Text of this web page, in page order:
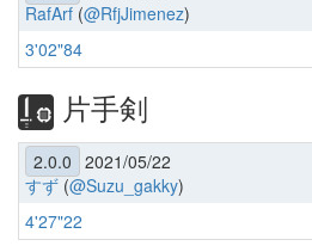
RafArf (@RfjJimenez)
3'02"84
片手剣
2.0.0 2021/05/22
すず (@Suzu_gakky)
4'27"22